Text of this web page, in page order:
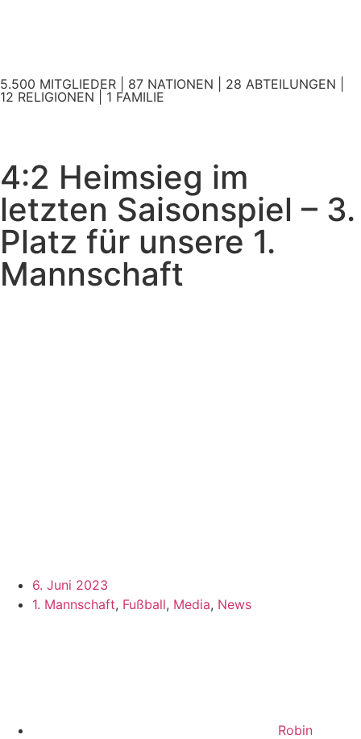
5.500 MITGLIEDER | 87 NATIONEN | 28 ABTEILUNGEN |
12 RELIGIONEN | 1 FAMILIE
4:2 Heimsieg im
letzten Saisonspiel – 3.
Platz für unsere 1.
Mannschaft
6. Juni 2023
1. Mannschaft, Fußball, Media, News
Robin